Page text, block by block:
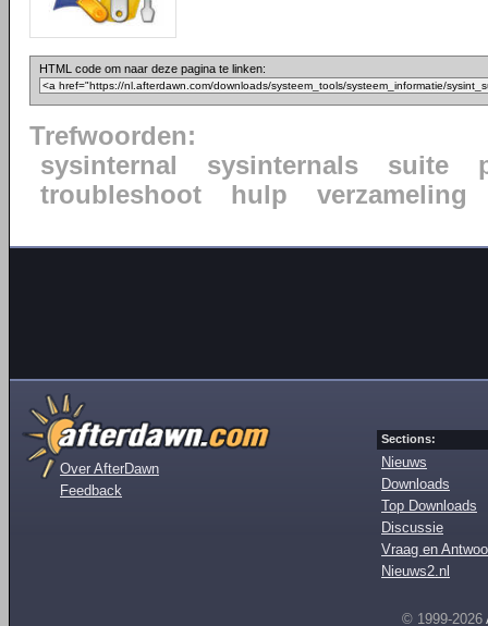
HTML code om naar deze pagina te linken:
Trefwoorden:
sysinternal
sysinternals suite
troubleshoot
hulp verzameling
Over AfterDawn
Feedback
Sections:
Nieuws
Downloads
Top Downloads
Discussie
Vraag en
Nieuws2.nl
© 1999-2026